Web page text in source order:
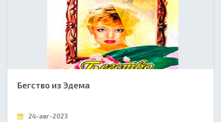
Бегство из Эдема
24-авг-2023